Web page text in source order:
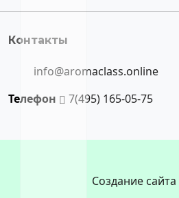
Контакты
info@aromaclass.online
Телефон
7(495) 165-05-75
Создание